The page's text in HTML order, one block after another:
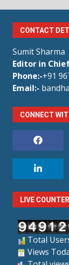
CONTACT
Sumit Sharma
Editor in
Phone:-+91
Email:-
CONNECT
LIVE COUNTER
Total
Views